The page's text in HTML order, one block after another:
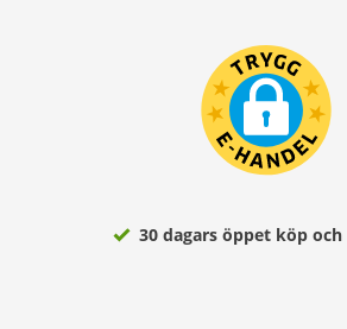
30 dagars öppet köp